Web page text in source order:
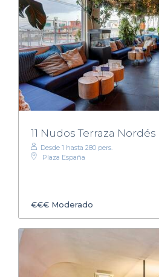
Desde 1 hasta 280 pers.
Plaza España
€€€ Moderado